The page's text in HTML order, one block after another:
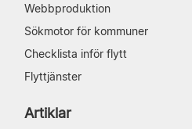
Webbproduktion
Sökmotor för kommuner
Checklista inför flytt
Flyttjänster
Artiklar